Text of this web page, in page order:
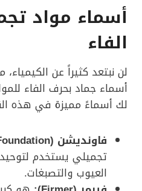
أسماء مواد
الفاء
لن نبتعد كثيراً عن
أسماء جماد بحرف الفاء
لك أسماءً مميزة في هذه
فاونديشن (
تجميلي يستخدم
العيوب والتصبغات.